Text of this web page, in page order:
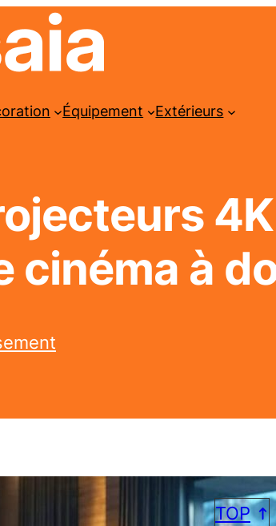
Équipement Extérieurs
cinéma à
TOP